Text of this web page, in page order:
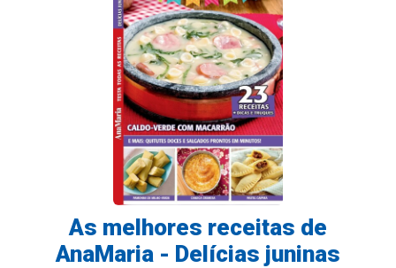
As melhores receitas de
AnaMaria - Delícias juninas